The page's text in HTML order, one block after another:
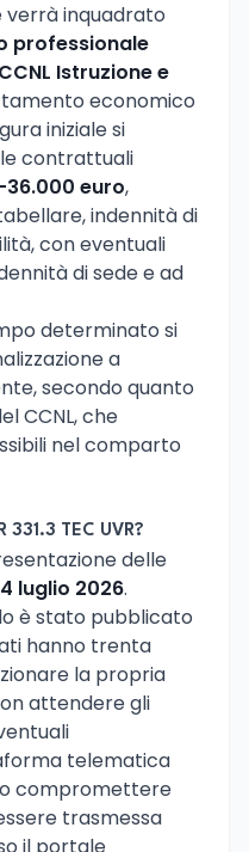
verrà inquadrato
professionale
CCNL Istruzione e
economico
iniziale si
contrattuali
euro,
indennità di
con eventuali
di sede e ad
determinato si
a
secondo quanto
CCNL, che
nel comparto
TEC UVR?
delle
luglio 2026.
è stato pubblicato
hanno trenta
la propria
attendere gli
telematica
compromettere
trasmessa